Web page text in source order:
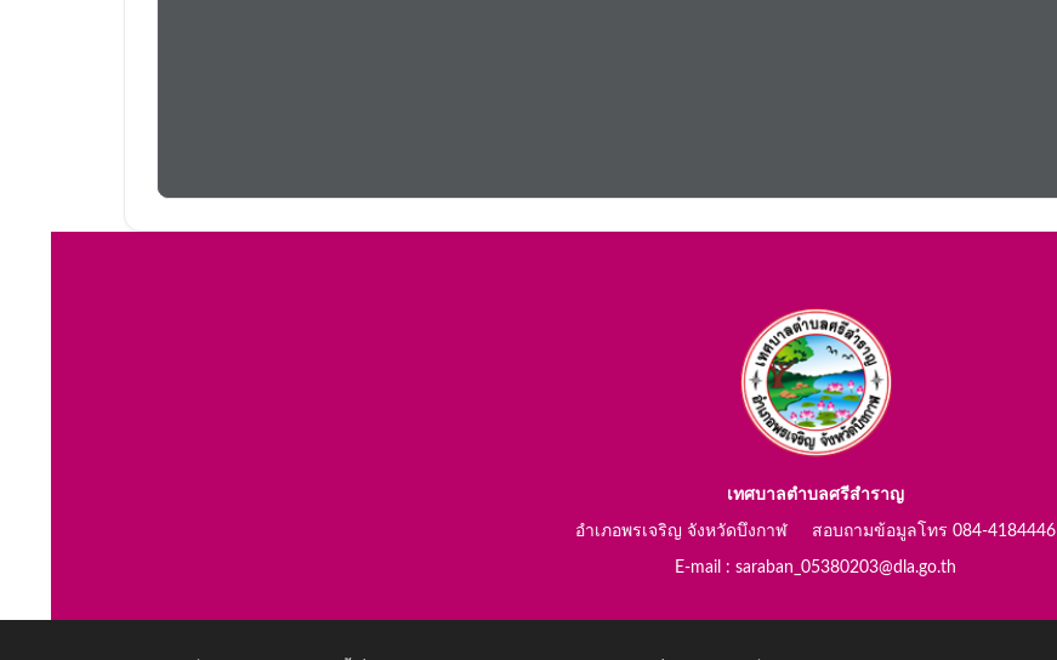
เทศบาลตำบลศรีสำราญ
อำเภอพรเจริญ จังหวัดบึงกาฬ สอบถามข้อมูลโทร 084-4184446
E-mail : saraban_05380203@dla.go.th